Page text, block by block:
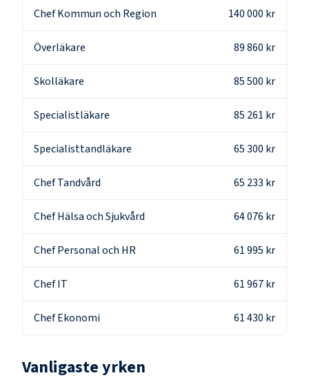
Chef Kommun och Region 140 000 kr
Överläkare 89 860 kr
Skolläkare 85 500 kr
Specialistläkare 85 261 kr
Specialisttandläkare 65 300 kr
Chef Tandvård 65 233 kr
Chef Hälsa och Sjukvård 64 076 kr
Chef Personal och HR 61 995 kr
Chef IT 61 967 kr
Chef Ekonomi 61 430 kr
Vanligaste yrken